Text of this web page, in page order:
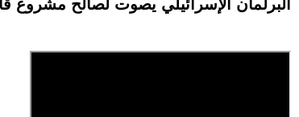
البرلمان الإسرائيلي يصوت لصالح مشروع